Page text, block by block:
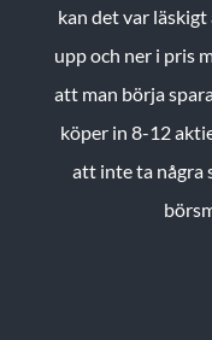
kan det var
upp och ner i pris
att man börja
köper in 8-12
att inte ta några